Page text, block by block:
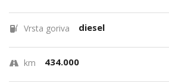
Vrsta goriva diesel
km 434.000